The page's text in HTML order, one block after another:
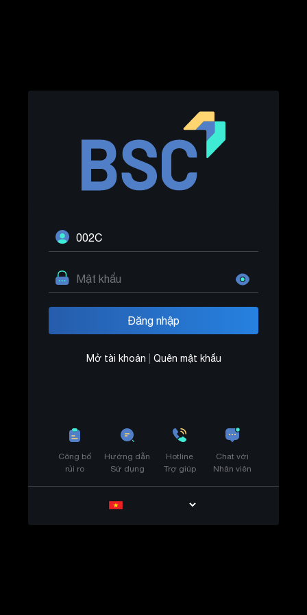
Mở tài khoản Quên mật khẩu
Công bố
rủi ro
Hướng dẫn
Sử dụng
Hotline
Trợ giúp
Chat với
Nhân viên